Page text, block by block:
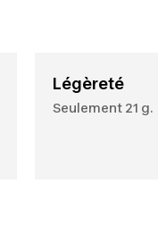
Légèreté
Seulement 21 g.